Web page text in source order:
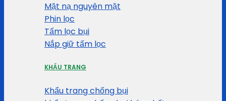
Mặt nạ nguyên mặt
Phin lọc
Tấm lọc bụi
Nắp giữ tấm lọc
KHẨU TRANG
Khẩu trang chống bụi